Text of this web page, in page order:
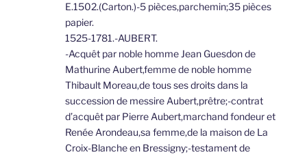
E.1502.(Carton.)-5 pièces,parchemin;35 pièces
papier.
1525-1781.-AUBERT.
-Acquêt par noble homme Jean Guesdon de
Mathurine Aubert,femme de noble homme
Thibault Moreau,de tous ses droits dans la
succession de messire Aubert,prêtre;-contrat
d’acquêt par Pierre Aubert,marchand fondeur et
Renée Arondeau,sa femme,de la maison de La
Croix-Blanche en Bressigny;-testament de